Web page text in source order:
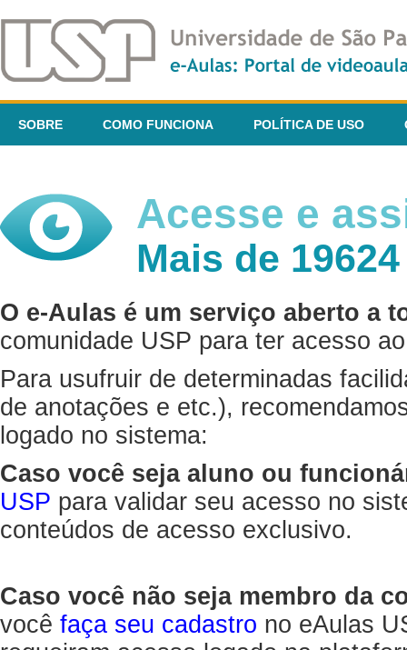
SOBRE COMO FUNCIONA POLÍTICA DE USO
Acesse e
Mais de
O e-Aulas é um serviço aberto a
comunidade USP para ter acesso
Para usufruir de determinadas
de anotações e etc.),
logado no sistema:
Caso você seja aluno ou
USP para validar seu acesso no
conteúdos de acesso exclusivo.
Caso você não seja membro da
você faça seu cadastro no eAulas